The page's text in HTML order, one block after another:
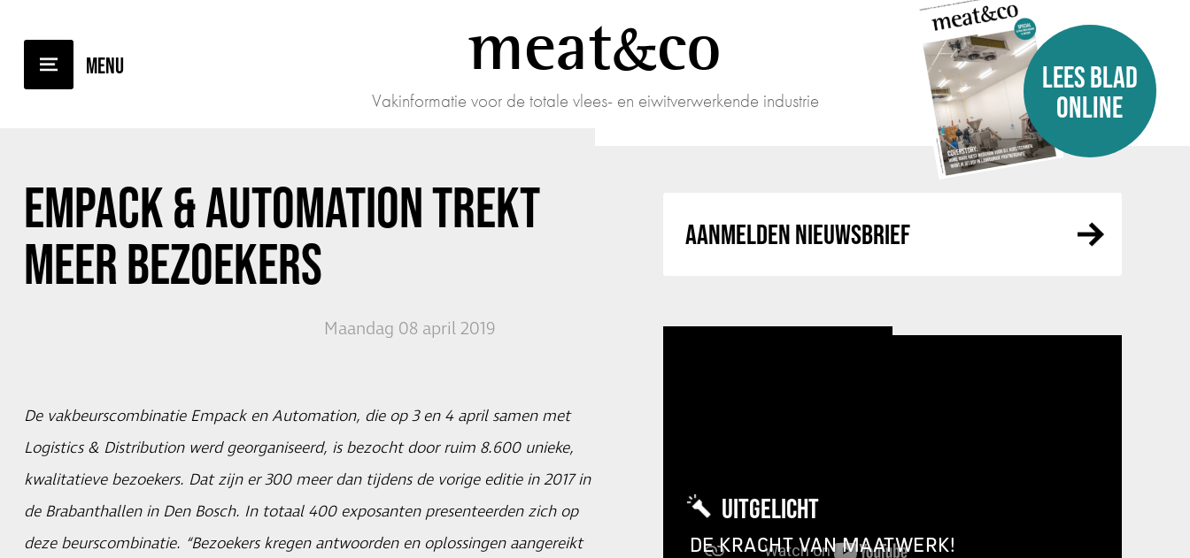
meatco
Vakinformatie voor de totale vlees- en eiwitverwerkende industrie
LEES BLAD
ONLINE
EMPACK & AUTOMATION TREKT
MEER BEZOEKERS
Maandag 08 april 2019
De vakbeurscombinatie Empack en Automation, die op 3 en 4 april samen met
Logistics & Distribution werd georganiseerd, is bezocht door ruim 8.600 unieke,
kwalitatieve bezoekers. Dat zijn er 300 meer dan tijdens de vorige editie in 2017 in
de Brabanthallen in Den Bosch. In totaal 400 exposanten presenteerden zich op
deze beurscombinatie. “Bezoekers kregen antwoorden en oplossingen aangereikt
AANMELDEN NIEUWSBRIEF
UITGELICHT
DE KRACHT VAN MAATWERK!